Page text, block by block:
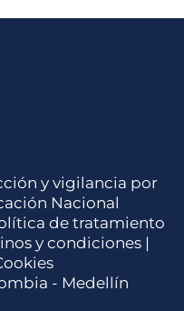
y vigilancia por
Nacional
de tratamiento
y condiciones |
- Medellín